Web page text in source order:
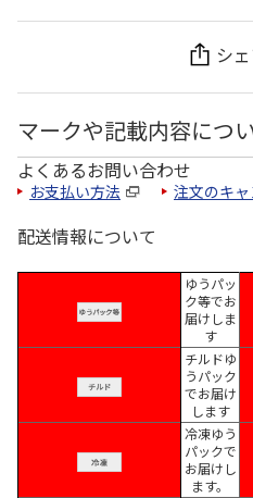
シ
マークや記載内容につ
よくあるお問い合わせ
お支払い方法 注文のキ
配送情報について
ゆうパッ
ク等でお
届けしま
す
チルドゆ
うパック
でお届け
します
冷凍ゆう
パックで
お届けし
ます。